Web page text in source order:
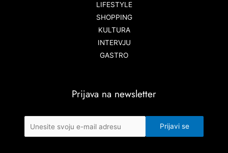
LIFESTYLE
SHOPPING
KULTURA
INTERVJU
GASTRO
Prijava na newsletter